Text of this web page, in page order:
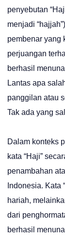
penyebutan
menjadi
pembenar yang
perjuangan
berhasil
Lantas apa
panggilan atau
Tak ada yang
Dalam konteks
kata “Haji”
penambahan
Indonesia. Kata
hariah,
dari
berhasil